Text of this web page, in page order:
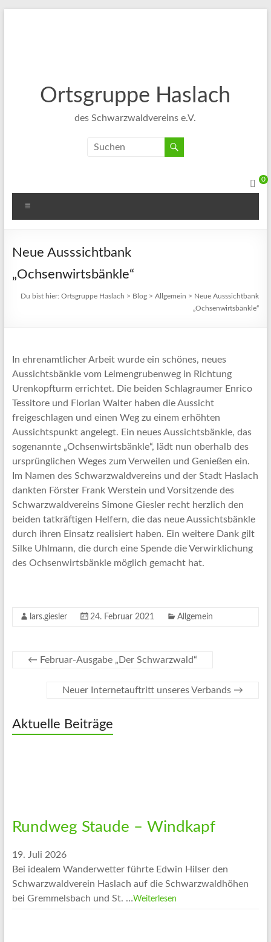
Ortsgruppe Haslach
des Schwarzwaldvereins e.V.
0
Neue Ausssichtbank
„Ochsenwirtsbänkle“
Du bist hier:Ortsgruppe Haslach > Blog >Allgemein > Neue Ausssichtbank
„Ochsenwirtsbänkle“
In ehrenamtlicher Arbeit wurde ein schönes, neues
Aussichtsbänkle vom Leimengrubenweg in Richtung
Urenkopfturm errichtet. Die beiden Schlagraumer Enrico
Tessitore und Florian Walter haben die Aussicht
freigeschlagen und einen Weg zu einem erhöhten
Aussichtspunkt angelegt. Ein neues Aussichtsbänkle, das
sogenannte „Ochsenwirtsbänkle“, lädt nun oberhalb des
ursprünglichen Weges zum Verweilen und Genießen ein.
Im Namen des Schwarzwaldvereins und der Stadt Haslach
dankten Förster Frank Werstein und Vorsitzende des
Schwarzwaldvereins Simone Giesler recht herzlich den
beiden tatkräftigen Helfern, die das neue Aussichtsbänkle
durch ihren Einsatz realisiert haben. Ein weitere Dank gilt
Silke Uhlmann, die durch eine Spende die Verwirklichung
des Ochsenwirtsbänkle möglich gemacht hat.
lars.giesler 24. Februar 2021 Allgemein
← Februar-Ausgabe „Der Schwarzwald“
Neuer Internetauftritt unseres Verbands →
Aktuelle Beiträge
Rundweg Staude – Windkapf
19. Juli 2026
Bei idealem Wanderwetter führte Edwin Hilser den
Schwarzwaldverein Haslach auf die Schwarzwaldhöhen
bei Gremmelsbach und St. …Weiterlesen